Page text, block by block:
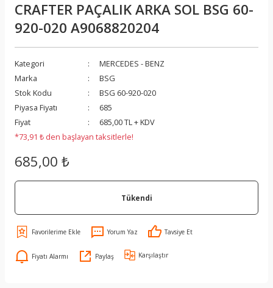
CRAFTER PAÇALIK ARKA SOL BSG 60-
920-020 A9068820204
Kategori
MERCEDES - BENZ
Marka
BSG
Stok Kodu
BSG 60-920-020
Piyasa Fiyatı
685
Fiyat
685,00 TL + KDV
*73,91 ₺ den başlayan taksitlerle!
685,00 ₺
Tükendi
Yorum Yaz Tavsiye Et
Fiyatı Alarmı Paylaş Karşılaştır